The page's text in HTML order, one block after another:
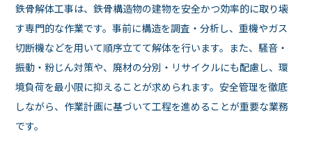
鉄骨解体工事は、鉄骨構造物の建物を安全かつ効率的に取り壊
す専門的な作業です。事前に構造を調査・分析し、重機やガス
切断機などを用いて順序立てて解体を行います。また、騒音・
振動・粉じん対策や、廃材の分別・リサイクルにも配慮し、環
境負荷を最小限に抑えることが求められます。安全管理を徹底
しながら、作業計画に基づいて工程を進めることが重要な業務
です。